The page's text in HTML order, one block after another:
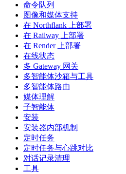
命令队列
图像和媒体支持
在 Northflank 上部署
在 Railway 上部署
在 Render 上部署
在线状态
多 Gateway 网关
多智能体沙箱与工具
多智能体路由
媒体理解
子智能体
安装
安装器内部机制
定时任务
定时任务与心跳对比
对话记录清理
工具